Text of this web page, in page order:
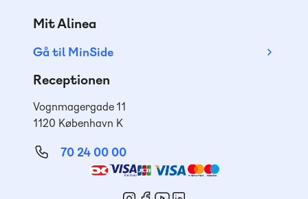
Mit Alinea
Gå til MinSide
Receptionen
Vognmagergade 11
1120 København K
70 24 00 00